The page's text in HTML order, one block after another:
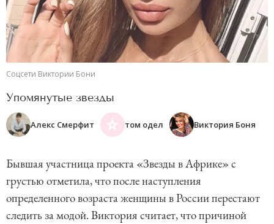
Соцсети Виктории Бони
Упомянутые звезды
Алекс Смерфит том одел Виктория Боня
Бывшая участница проекта «Звезды в Африке» с
грустью отметила, что после наступления
определенного возраста женщины в России перестают
следить за модой. Виктория считает, что причиной